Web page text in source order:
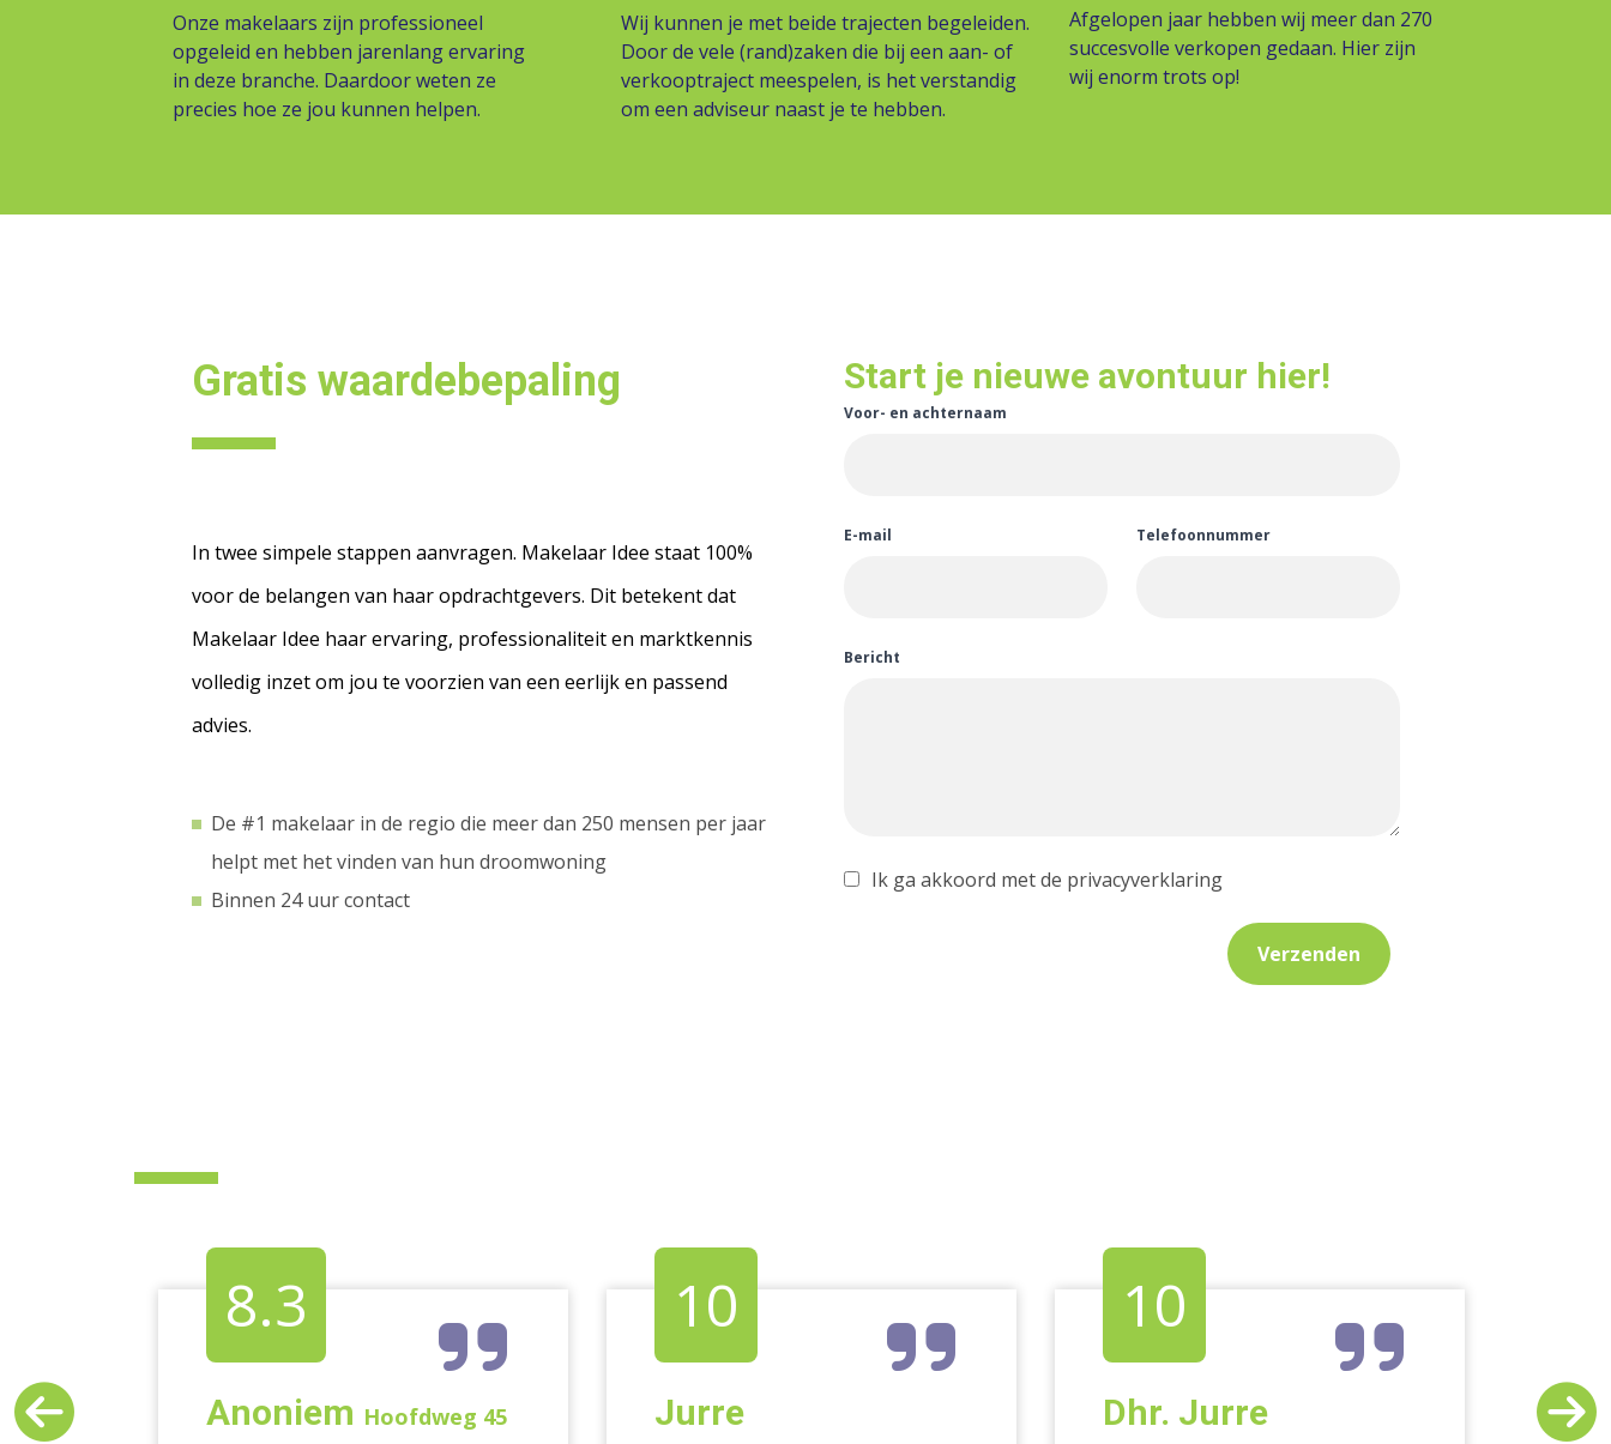
Onze makelaars zijn professioneel
opgeleid en hebben jarenlang ervaring
in deze branche. Daardoor weten ze
precies hoe ze jou kunnen helpen.
Wij kunnen je met beide trajecten begeleiden.
Door de vele (rand)zaken die bij een aan- of
verkooptraject meespelen, is het verstandig
om een adviseur naast je te hebben.
Afgelopen jaar hebben wij meer dan 270
succesvolle verkopen gedaan. Hier zijn
wij enorm trots op!
Gratis waardebepaling
In twee simpele stappen aanvragen. Makelaar Idee staat 100%
voor de belangen van haar opdrachtgevers. Dit betekent dat
Makelaar Idee haar ervaring, professionaliteit en marktkennis
volledig inzet om jou te voorzien van een eerlijk en passend
advies.
De #1 makelaar in de regio die meer dan 250 mensen per jaar
helpt met het vinden van hun droomwoning
Binnen 24 uur contact
Start je nieuwe avontuur hier!
Voor- en achternaam
E-mail Telefoonnummer
Bericht
Ik ga akkoord met de privacyverklaring
Verzenden
8.3
Anoniem Hoofdweg 45
10
Jurre
10
Dhr. Jurre